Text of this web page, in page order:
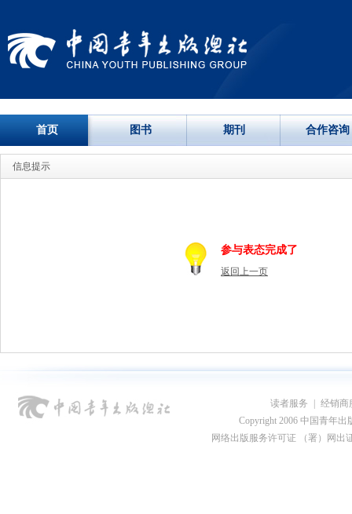
首页 图书 期刊 合作咨询
信息提示
参与表态完成了
返回上一页
读者服务
经销商
Copyright 2006 中国青年出
网络出版服务许可证 （署）网出